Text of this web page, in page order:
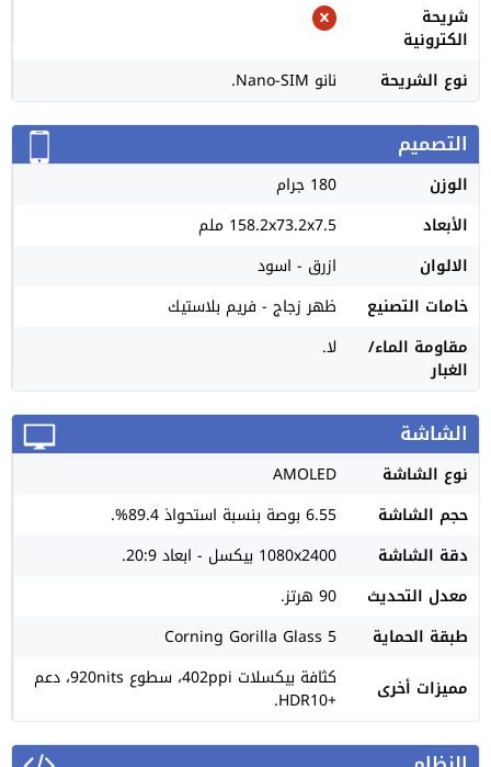
شريحة
الكترونية
نوع الشريحة
نانو Nano-SIM.
التصميم
الوزن
180 جرام
الأبعاد
158.2x73.2x7.5 ملم
الالوان
ازرق - اسود
خامات التصنيع
ظهر زجاج - فريم بلاستيك
مقاومة الماء/
الغبار
لا.
الشاشة
نوع الشاشة
AMOLED
حجم الشاشة
6.55 بوصة بنسبة استحواذ 89.4%.
دقة الشاشة
1080x2400 بيكسل - ابعاد 20:9.
معدل التحديث
90 هرتز.
طبقة الحماية
Corning Gorilla Glass 5
مميزات أخرى
كثافة بيكسلات 402ppi، سطوع 920nits، دعم
+HDR10.